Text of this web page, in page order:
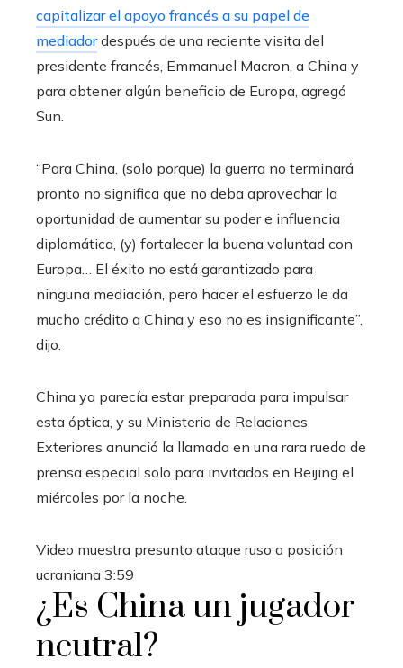
capitalizar el apoyo francés a su papel de
mediadordespués de una reciente visita del
presidente francés, Emmanuel Macron, a China y
para obtener algún beneficio de Europa, agregó
Sun.
“Para China, (solo porque) la guerra no terminará
pronto no significa que no deba aprovechar la
oportunidad de aumentar su poder e influencia
diplomática, (y) fortalecer la buena voluntad con
Europa… El éxito no está garantizado para
ninguna mediación, pero hacer el esfuerzo le da
mucho crédito a China y eso no es insignificante”,
dijo.
China ya parecía estar preparada para impulsar
esta óptica, y su Ministerio de Relaciones
Exteriores anunció la llamada en una rara rueda de
prensa especial solo para invitados en Beijing el
miércoles por la noche.
Video muestra presunto ataque ruso a posición
ucraniana 3:59
¿Es China un jugador
neutral?